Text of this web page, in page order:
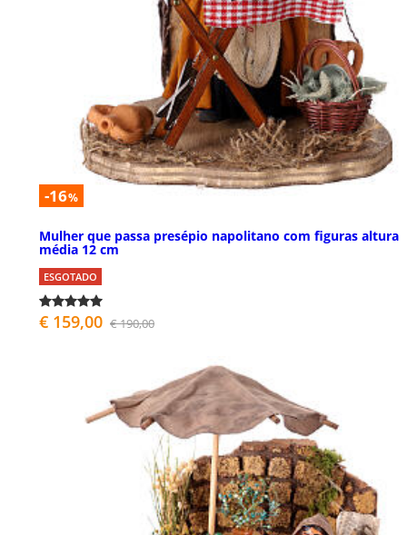
-16%
Mulher que passa presépio napolitano com figuras altura
média 12 cm
ESGOTADO
€ 159,00 € 190,00